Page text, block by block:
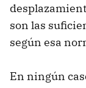
son las
según esa
En ningún